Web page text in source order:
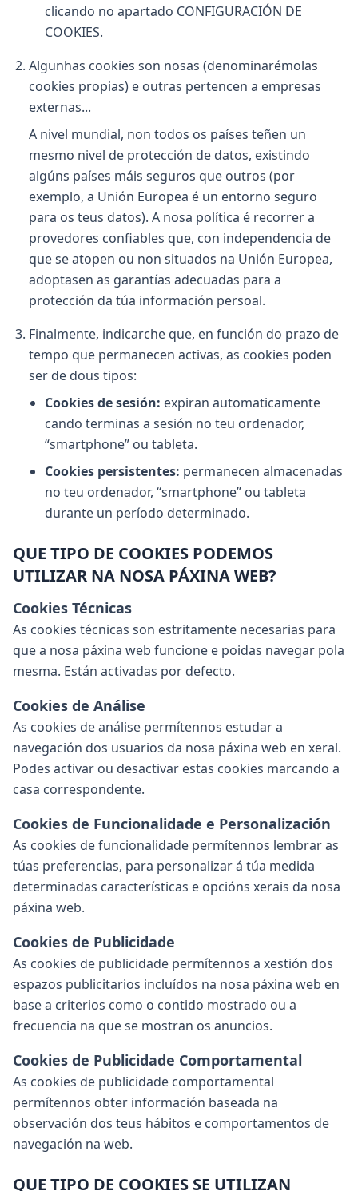
clicando no apartado CONFIGURACIÓN DE
COOKIES.
Algunhas cookies son nosas (denominarémolas
cookies propias) e outras pertencen a empresas
externas...
A nivel mundial, non todos os países teñen un
mesmo nivel de protección de datos, existindo
algúns países máis seguros que outros (por
exemplo, a Unión Europea é un entorno seguro
para os teus datos). A nosa política é recorrer a
provedores confiables que, con independencia de
que se atopen ou non situados na Unión Europea,
adoptasen as garantías adecuadas para a
protección da túa información persoal.
Finalmente, indicarche que, en función do prazo de
tempo que permanecen activas, as cookies poden
ser de dous tipos:
Cookies de sesión: expiran automaticamente
cando terminas a sesión no teu ordenador,
“smartphone” ou tableta.
Cookies persistentes: permanecen almacenadas
no teu ordenador, “smartphone” ou tableta
durante un período determinado.
QUE TIPO DE COOKIES PODEMOS
UTILIZAR NA NOSA PÁXINA WEB?
Cookies Técnicas
As cookies técnicas son estritamente necesarias para
que a nosa páxina web funcione e poidas navegar pola
mesma. Están activadas por defecto.
Cookies de Análise
As cookies de análise permítennos estudar a
navegación dos usuarios da nosa páxina web en xeral.
Podes activar ou desactivar estas cookies marcando a
casa correspondente.
Cookies de Funcionalidade e Personalización
As cookies de funcionalidade permítennos lembrar as
túas preferencias, para personalizar á túa medida
determinadas características e opcións xerais da nosa
páxina web.
Cookies de Publicidade
As cookies de publicidade permítennos a xestión dos
espazos publicitarios incluídos na nosa páxina web en
base a criterios como o contido mostrado ou a
frecuencia na que se mostran os anuncios.
Cookies de Publicidade Comportamental
As cookies de publicidade comportamental
permítennos obter información baseada na
observación dos teus hábitos e comportamentos de
navegación na web.
QUE TIPO DE COOKIES SE UTILIZAN